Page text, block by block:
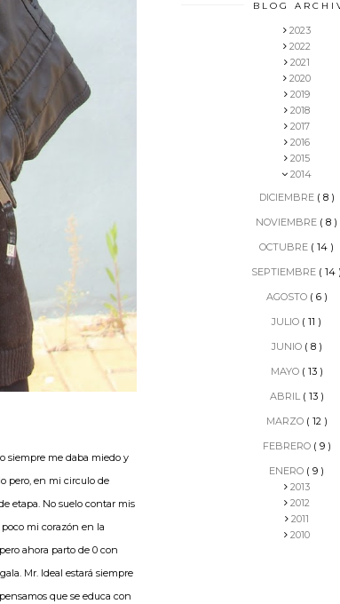
siempre me daba miedo y
pero, en mi circulo de
etapa. No suelo contar mis
mi corazón en la
ahora parto de 0 con
Mr. Ideal estará siempre
que se educa con
BLOG
2023
2022
2021
2020
2019
2018
2017
2016
2015
2014
DICIEMBRE ( 8 )
NOVIEMBRE ( 8 )
OCTUBRE ( 14 )
SEPTIEMBRE ( 14 )
AGOSTO ( 6 )
JULIO ( 11 )
JUNIO ( 8 )
MAYO ( 13 )
ABRIL ( 13 )
MARZO ( 12 )
FEBRERO ( 9 )
ENERO ( 9 )
2013
2012
2011
2010